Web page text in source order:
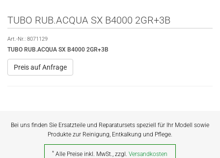
TUBO RUB.ACQUA SX B4000 2GR+3B
Art.-Nr.: 8071129
TUBO RUB.ACQUA SX B4000 2GR+3B
Preis auf Anfrage
Bei uns finden Sie Ersatzteile und Reparatursets speziell für Ihr Modell sowie
Produkte zur Reinigung, Entkalkung und Pflege.
* Alle Preise inkl. MwSt., zzgl.Versandkosten